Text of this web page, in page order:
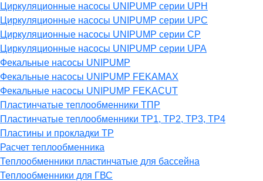
Циркуляционные насосы UNIPUMP серии UPH
Циркуляционные насосы UNIPUMP серии UPC
Циркуляционные насосы UNIPUMP серии CP
Циркуляционные насосы UNIPUMP серии UPA
Фекальные насосы UNIPUMP
Фекальные насосы UNIPUMP FEKAMAX
Фекальные насосы UNIPUMP FEKACUT
Пластинчатые теплообменники ТПР
Пластинчатые теплообменники ТР1, ТР2, ТР3, ТР4
Пластины и прокладки ТР
Расчет теплообменника
Теплообменники пластинчатые для бассейна
Теплообменники для ГВС